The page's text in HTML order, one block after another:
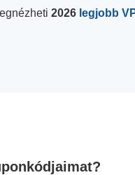
2026 legjobb